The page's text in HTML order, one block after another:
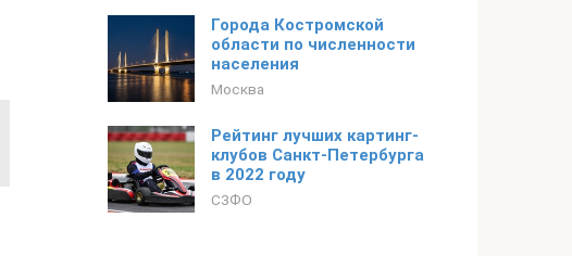
Города Костромской
области по численности
населения
Москва
Рейтинг лучших картинг-
клубов Санкт-Петербурга
в 2022 году
СЗФО